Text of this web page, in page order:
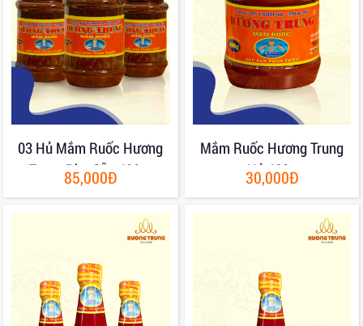
03 Hủ Mắm Ruốc Hương
Trung Pha Sẵn 400gr
85,000Đ
Mắm Ruốc Hương Trung
Hủ 400g
30,000Đ